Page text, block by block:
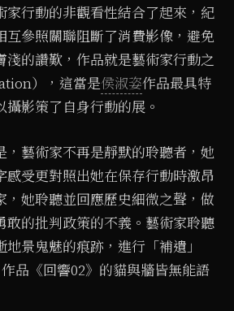
家行動的非觀看性結合了起來，紀
互參照關聯阻斷了消費影像，避免
淺的讚歎，作品就是藝術家行動之
），這當是侯淑姿作品最具特
影策了自身行動的展。
，藝術家不再是靜默的聆聽者，她
感受更對照出她在保存行動時激昂
，她聆聽並回應歷史細微之聲，做
敢的批判政策的不義。藝術家聆聽
景鬼魅的痕跡，進行「補遺」
品《回響02》的貓與牆皆無能語